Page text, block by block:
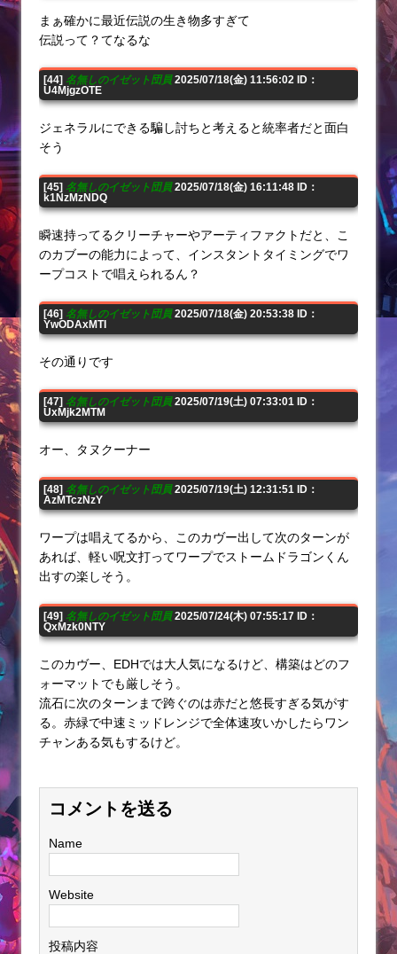
まぁ確かに最近伝説の生き物多すぎて
伝説って？てなるな
[44] 名無しのイゼット団員2025/07/18(金) 11:56:02 ID：
U4MjgzOTE
ジェネラルにできる騙し討ちと考えると統率者だと面白
そう
[45] 名無しのイゼット団員2025/07/18(金) 16:11:48 ID：
k1NzMzNDQ
瞬速持ってるクリーチャーやアーティファクトだと、こ
のカブーの能力によって、インスタントタイミングでワ
ープコストで唱えられるん？
[46] 名無しのイゼット団員2025/07/18(金) 20:53:38 ID：
YwODAxMTI
その通りです
[47] 名無しのイゼット団員2025/07/19(土) 07:33:01 ID：
UxMjk2MTM
オー、タヌクーナー
[48] 名無しのイゼット団員2025/07/19(土) 12:31:51 ID：
AzMTczNzY
ワープは唱えてるから、このカヴー出して次のターンが
あれば、軽い呪文打ってワープでストームドラゴンくん
出すの楽しそう。
[49] 名無しのイゼット団員2025/07/24(木) 07:55:17 ID：
QxMzk0NTY
このカヴー、EDHでは大人気になるけど、構築はどのフ
ォーマットでも厳しそう。
流石に次のターンまで跨ぐのは赤だと悠長すぎる気がす
る。赤緑で中速ミッドレンジで全体速攻いかしたらワン
チャンある気もするけど。
コメントを送る
Name
Website
投稿内容